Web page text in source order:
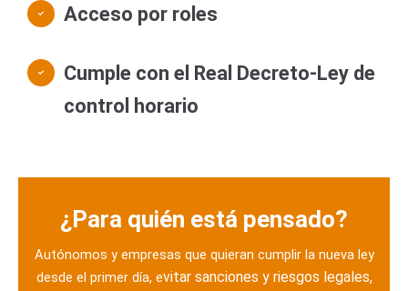
Acceso por roles
Cumple con el Real Decreto‑Ley de
control horario
¿Para quién está pensado?
Autónomos y empresas que quieran cumplir la nueva ley
desde el primer día, evitar sanciones y riesgos legales,